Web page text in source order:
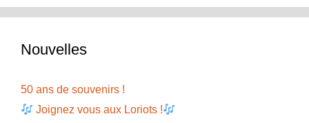
Nouvelles
50 ans de souvenirs !
Joignez vous aux Loriots !